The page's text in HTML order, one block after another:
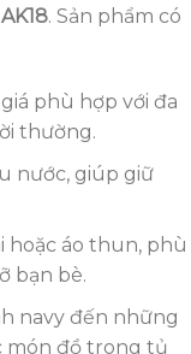
. Sản phẩm có
phù hợp với đa
thường.
nước, giúp giữ
hoặc áo thun, phù
bạn bè.
navy đến những
món đồ trong tủ